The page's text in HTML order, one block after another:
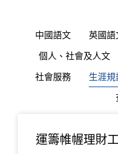
生涯規
中國語文 英國語
個人、社會及人文
社會服務
運籌帷幄理財